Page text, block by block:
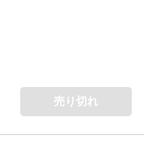
売り切れ